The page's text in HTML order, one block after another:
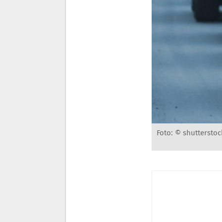
Foto: ©